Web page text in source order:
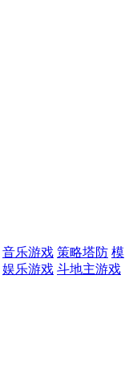
音乐游戏 策略塔防 模
娱乐游戏 斗地主游戏